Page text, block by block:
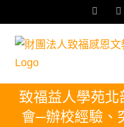
to
content
致福益人學苑
會─辦校經驗、